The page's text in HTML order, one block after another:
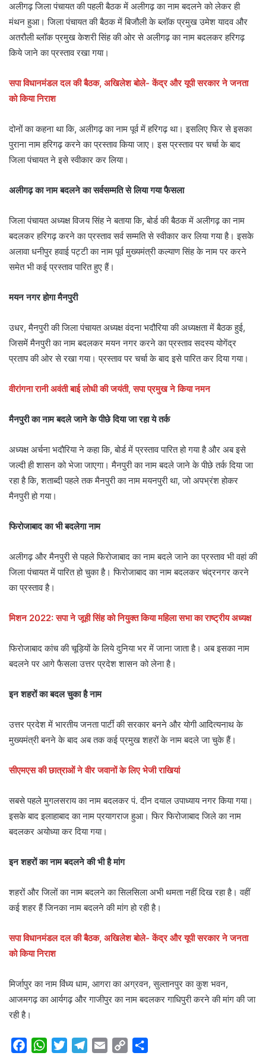
अलीगढ़ जिला पंचायत की पहली बैठक में अलीगढ़ का नाम बदलने को लेकर ही
मंथन हुआ। जिला पंचायत की बैठक में बिजौली के ब्लाॅक प्रमुख उमेश यादव और
अतरौली ब्लॉक प्रमुख केशरी सिंह की ओर से अलीगढ़ का नाम बदलकर हरिगढ़
किये जाने का प्रस्ताव रखा गया।
सपा विधानमंडल दल की बैठक, अखिलेश बोले- केंद्र और यूपी सरकार ने जनता
को किया निराश
दोनों का कहना था कि, अलीगढ़ का नाम पूर्व में हरिगढ़ था। इसलिए फिर से इसका
पुराना नाम हरिगढ़ करने का प्रस्ताव किया जाए। इस प्रस्ताव पर चर्चा के बाद
जिला पंचायत ने इसे स्वीकार कर लिया।
अलीगढ़ का नाम बदलने का सर्वसम्मति से लिया गया फैसला
जिला पंचायत अध्यक्ष विजय सिंह ने बताया कि, बोर्ड की बैठक में अलीगढ़ का नाम
बदलकर हरिगढ़ करने का प्रस्ताव सर्व सम्मति से स्वीकार कर लिया गया है। इसके
अलावा धनीपुर हवाई पट्टी का नाम पूर्व मुख्यमंत्री कल्याण सिंह के नाम पर करने
समेत भी कई प्रस्ताव पारित हुए हैं।
मयन नगर होगा मैनपुरी
उधर, मैनपुरी की जिला पंचायत अध्यक्ष वंदना भदौरिया की अध्यक्षता में बैठक हुई,
जिसमें मैनपुरी का नाम बदलकर मयन नगर करने का प्रस्ताव सदस्य योगेंद्र
प्रताप की ओर से रखा गया। प्रस्ताव पर चर्चा के बाद इसे पारित कर दिया गया।
वीरांगना रानी अवंती बाई लोधी की जयंती, सपा प्रमुख ने किया नमन
मैनपुरी का नाम बदले जाने के पीछे दिया जा रहा ये तर्क
अध्यक्ष अर्चना भदौरिया ने कहा कि, बोर्ड में प्रस्ताव पारित हो गया है और अब इसे
जल्दी ही शासन को भेजा जाएगा। मैनपुरी का नाम बदले जाने के पीछे तर्क दिया जा
रहा है कि, शताब्दी पहले तक मैनपुरी का नाम मयनपुरी था, जो अपभ्रंश होकर
मैनपुरी हो गया।
फिरोजाबाद का भी बदलेगा नाम
अलीगढ़ और मैनपुरी से पहले फिरोजाबाद का नाम बदले जाने का प्रस्ताव भी वहां की
जिला पंचायत में पारित हो चुका है। फिरोजाबाद का नाम बदलकर चंद्रनगर करने
का प्रस्ताव है।
मिशन 2022: सपा ने जूही सिंह को नियुक्त किया महिला सभा का राष्ट्रीय अध्यक्ष
फिरोजाबाद कांच की चूड़ियों के लिये दुनिया भर में जाना जाता है। अब इसका नाम
बदलने पर आगे फैसला उत्तर प्रदेश शासन को लेना है।
इन शहरों का बदल चुका है नाम
उत्तर प्रदेश में भारतीय जनता पार्टी की सरकार बनने और योगी आदित्यनाथ के
मुख्यमंत्री बनने के बाद अब तक कई प्रमुख शहरों के नाम बदले जा चुके हैं।
सीएमएस की छात्राओं ने वीर जवानों के लिए भेजी राखियां
सबसे पहले मुगलसराय का नाम बदलकर पं. दीन दयाल उपाध्याय नगर किया गया।
इसके बाद इलाहाबाद का नाम प्रयागराज हुआ। फिर फिरोजाबाद जिले का नाम
बदलकर अयोध्या कर दिया गया।
इन शहरों का नाम बदलने की भी है मांग
शहरों और जिलों का नाम बदलने का सिलसिला अभी थमता नहीं दिख रहा है। वहीं
कई शहर हैं जिनका नाम बदलने की मांग हो रही है।
सपा विधानमंडल दल की बैठक, अखिलेश बोले- केंद्र और यूपी सरकार ने जनता
को किया निराश
मिर्जापुर का नाम विंध्य धाम, आगरा का अग्रवन, सुल्तानपुर का कुश भवन,
आजमगढ़ का आर्यगढ़ और गाजीपुर का नाम बदलकर गाधिपुरी करने की मांग की जा
रही है।
W